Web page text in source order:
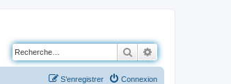
Rechercher
Connexion
S’enregistrer